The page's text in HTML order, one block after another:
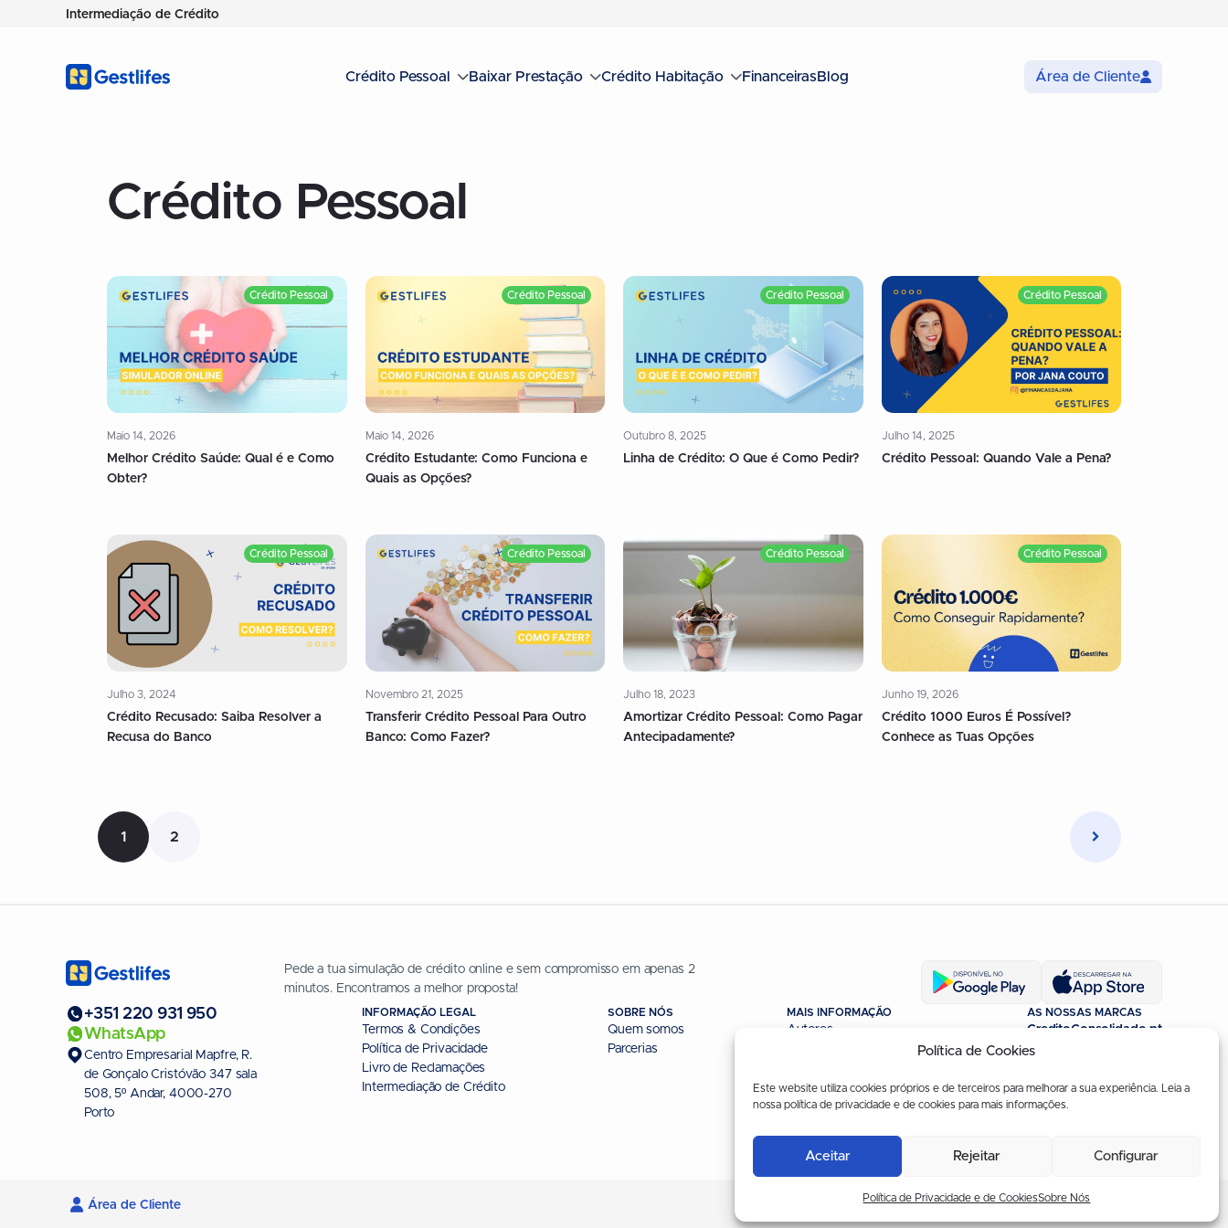
Política de Cookies
Este website utiliza cookies próprios e de terceiros para melhorar a sua experiência. Leia a
nossa política de privacidade e de cookies para mais informações.
Aceitar Rejeitar Configurar
Política de Privacidade e de CookiesSobre Nós
Intermediação de Crédito
Crédito Pessoal Baixar Prestação Crédito Habitação FinanceirasBlog Área de Cliente
Crédito Pessoal
Crédito Pessoal
Maio 14, 2026
Melhor Crédito Saúde: Qual é e Como
Obter?
Crédito Pessoal
Maio 14, 2026
Crédito Estudante: Como Funciona e
Quais as Opções?
Crédito Pessoal
Outubro 8, 2025
Linha de Crédito: O Que é Como Pedir?
Crédito Pessoal
Julho 14, 2025
Crédito Pessoal: Quando Vale a Pena?
Crédito Pessoal
Julho 3, 2024
Crédito Recusado: Saiba Resolver a
Recusa do Banco
Crédito Pessoal
Novembro 21, 2025
Transferir Crédito Pessoal Para Outro
Banco: Como Fazer?
Crédito Pessoal
Julho 18, 2023
Amortizar Crédito Pessoal: Como Pagar
Antecipadamente?
Crédito Pessoal
Junho 19, 2026
Crédito 1000 Euros É Possível?
Conhece as Tuas Opções
1 2
Pede a tua simulação de crédito online e sem compromisso em apenas 2
minutos. Encontramos a melhor proposta!
+351 220 931 950
WhatsApp
Centro Empresarial Mapfre, R.
de Gonçalo Cristóvão 347 sala
508, 5º Andar, 4000-270
Porto
INFORMAÇÃO LEGAL
Termos & Condições
Política de Privacidade
Livro de Reclamações
Intermediação de Crédito
SOBRE NÓS
Quem somos
Parcerias
MAIS INFORMAÇÃO
Autores
Seguros
Avisos & Comunicações
AS NOSSAS MARCAS
CreditoConsolidado.pt
CreditoPessoal.pt
Área de Cliente © 2026, Gestlifes. Todos os Direitos Reservados